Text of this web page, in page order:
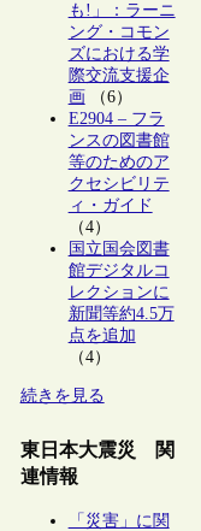
も!」：ラーニ
ング・コモン
ズにおける学
際交流支援企
画 （6）
E2904 – フラ
ンスの図書館
等のためのア
クセシビリテ
ィ・ガイド
（4）
国立国会図書
館デジタルコ
レクションに
新聞等約4.5万
点を追加
（4）
続きを見る
東日本大震災 関
連情報
「災害」に関